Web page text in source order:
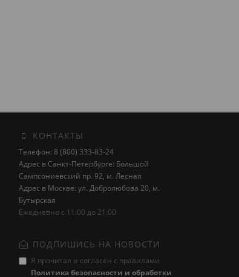
КОНТАКТЫ
Телефон: 8 (800) 333-83-24
Адрес в Санкт-Петербурге: Большой
Сампсониевский пр. 92, м. Лесная
Адрес в Москве: ул. Добролюбова 20, м.
Бутырская
Ежедневно с 11:00 до 21:00
ПОДПИШИСЬ НА НОВОСТИ
Я прочитал и согласен с правилами
Политика безопасности и обработки